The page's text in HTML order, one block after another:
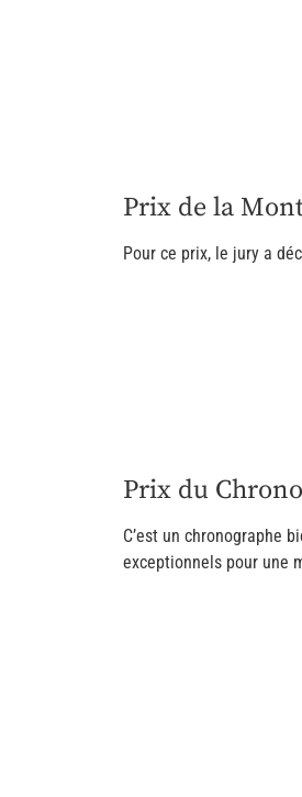
Prix de la
Pour ce prix, le jury a
Prix du
C’est un chronographe
exceptionnels pour une